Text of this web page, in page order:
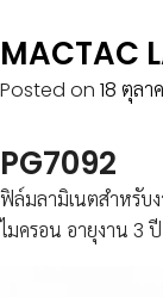
INKJET
MEDIA
ผลิตภัณฑ์
เด่น
บริการ
MACTAC
Posted on 18 ตุลา
PG7092
ฟิล์มลามิเนตสำหรับง
ไมครอน อายุงาน 3